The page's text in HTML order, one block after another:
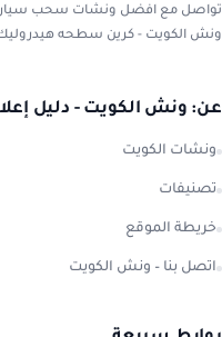
تواصل مع افضل ونشات سحب
ونش الكويت - كرين سطحه
عن: ونش الكويت - دليل
ونشات الكويت
تصنيفات
خريطة الموقع
اتصل بنا – ونش الكويت